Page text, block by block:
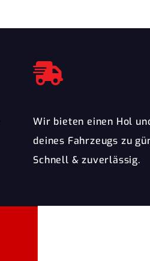
Wir bieten einen Hol
deines Fahrzeugs zu
Schnell & zuverlässig.